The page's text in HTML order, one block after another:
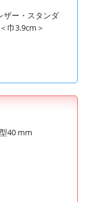
ザー・スタンダ
巾3.9cm＞
40 mm